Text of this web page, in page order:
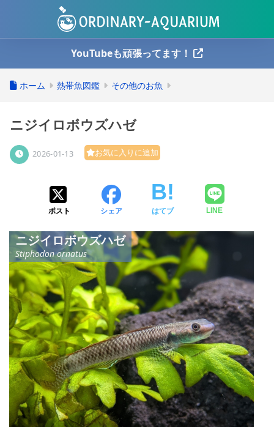
YouTubeも頑張ってます！
ホーム 熱帯魚図鑑 その他のお魚
ニジイロボウズハゼ
2026-01-13 お気に入りに追加
ポスト シェア はてブ LINE
ニジイロボウズハゼ
Stiphodon ornatus